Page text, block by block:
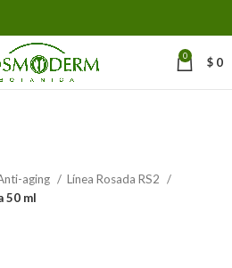
0 $ 0
aging
Línea Rosada RS2
50 ml